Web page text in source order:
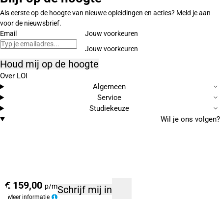
€ 159,00 p/m
Meer informatie
Schrijf mij in
Als eerste op de hoogte van nieuwe opleidingen en acties? Meld je aan
voor de nieuwsbrief.
Email
Jouw voorkeuren
Houd mij op de hoogte
Over LOI
Algemeen
Service
Studiekeuze
Wil je ons volgen?